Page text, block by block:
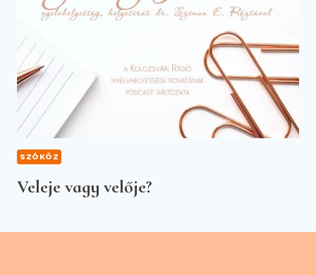
SZÓKÖZ
Veleje vagy velője?